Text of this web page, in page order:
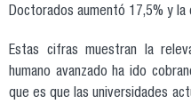
Doctorados aumentó 17,5% y la
Estas cifras muestran la
humano avanzado ha ido
que es que las universidades